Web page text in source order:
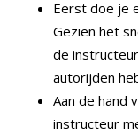
Eerst doe je
Gezien het
de
autorijden
Aan de hand
instructeur